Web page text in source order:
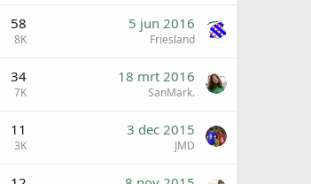
58
8K
5 jun 2016
Friesland
34
7K
18 mrt 2016
SanMark.
11
3K
3 dec 2015
JMD